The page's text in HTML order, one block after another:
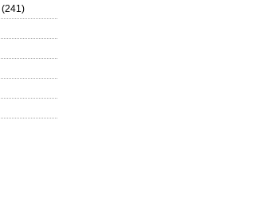
(241)